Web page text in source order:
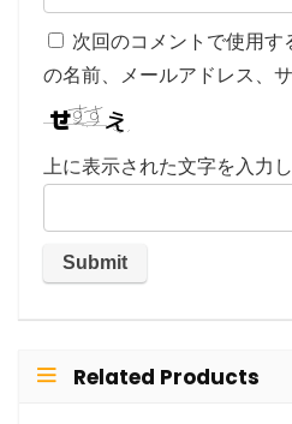
次回のコメントで使用
の名前、メールアドレス、
上に表示された文字を入力し
Related Products